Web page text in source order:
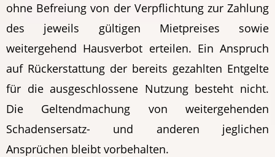
ohne Befreiung von der Verpflichtung zur Zahlung
des jeweils gültigen Mietpreises sowie
weitergehend Hausverbot erteilen. Ein Anspruch
auf Rückerstattung der bereits gezahlten Entgelte
für die ausgeschlossene Nutzung besteht nicht.
Die Geltendmachung von weitergehenden
Schadensersatz- und anderen jeglichen
Ansprüchen bleibt vorbehalten.